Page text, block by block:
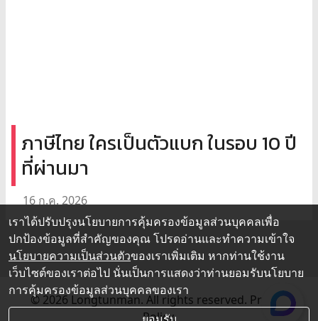
ภาษีไทย ใครเป็นตัวแบก ในรอบ 10 ปี
ที่ผ่านมา
16 ก.ค. 2026
© 2026 Longtunman. All rights reserved. Privacy
Policy.
เราได้ปรับปรุงนโยบายการคุ้มครองข้อมูลส่วนบุคคลเพื่อ
ปกป้องข้อมูลที่สำคัญของคุณ โปรดอ่านและทำความเข้าใจ
นโยบายความเป็นส่วนตัวของเราเพิ่มเติม หากท่านใช้งาน
เว็บไซต์ของเราต่อไป นั่นเป็นการแสดงว่าท่านยอมรับนโยบาย
การคุ้มครองข้อมูลส่วนบุคคลของเรา